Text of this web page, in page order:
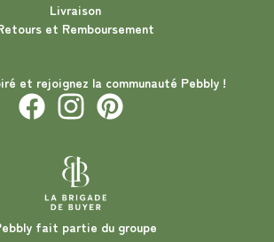
Livraison
et Remboursement
fait partie du groupe
et rejoignez la communauté Pebbly !